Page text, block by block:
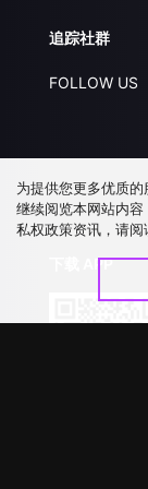
追踪社群
FOLLOW US
下载 APP
为提供您更多优质
继续阅览本网站内
私权政策资讯，请阅